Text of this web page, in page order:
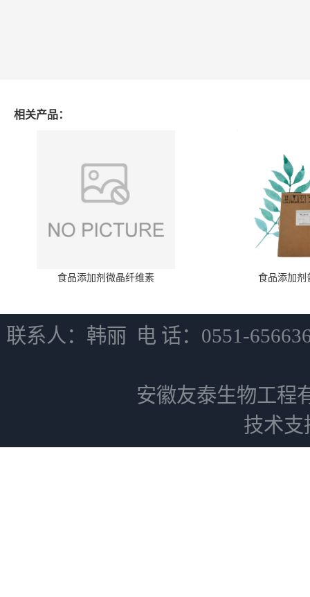
相关产品：
食品添加剂微晶纤维素 食品添加剂
联系人：韩丽 电 话：0551-
安徽友泰生物工程
技术